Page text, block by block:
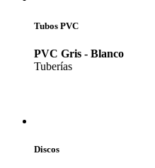
Tubos PVC
PVC Gris - Blanco
Tuberías
Discos